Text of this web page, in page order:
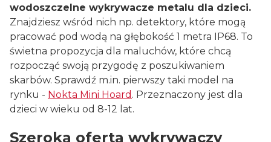
wodoszczelne wykrywacze metalu dla dzieci.
Znajdziesz wśród nich np. detektory, które mogą
pracować pod wodą na głębokość 1 metra IP68. To
świetna propozycja dla maluchów, które chcą
rozpocząć swoją przygodę z poszukiwaniem
skarbów. Sprawdź m.in. pierwszy taki model na
rynku - Nokta Mini Hoard . Przeznaczony jest dla
dzieci w wieku od 8-12 lat.
Szeroka oferta wykrywaczy